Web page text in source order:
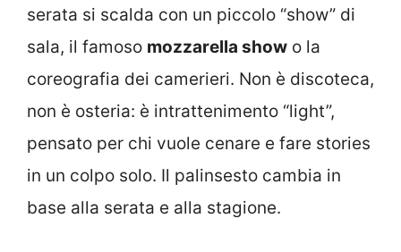
serata si scalda con un piccolo “show” di
sala, il famoso mozzarella show o la
coreografia dei camerieri. Non è discoteca,
non è osteria: è intrattenimento “light”,
pensato per chi vuole cenare e fare stories
in un colpo solo. Il palinsesto cambia in
base alla serata e alla stagione.